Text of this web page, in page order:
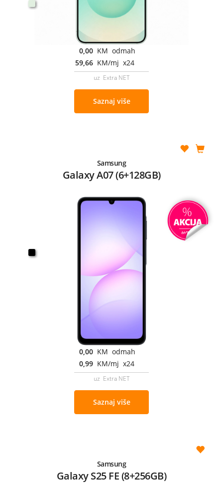
0,00 KM odmah
59,66 KM/mj x24
uz Extra NET
Saznaj više
Samsung
Galaxy A07 (6+128GB)
0,00 KM odmah
0,99 KM/mj x24
uz Extra NET
Saznaj više
Samsung
Galaxy S25 FE (8+256GB)